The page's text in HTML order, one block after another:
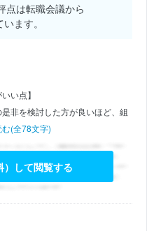
点は転職会議から
ます。
い点】
非を検討した方が良いほど、組
(全78文字)
）して閲覧する